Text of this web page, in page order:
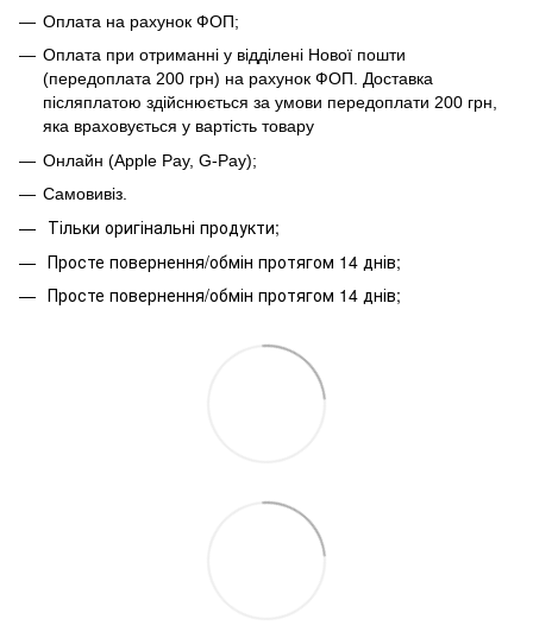
Оплата на рахунок ФОП;
Оплата при отриманні у відділені Нової пошти
(передоплата 200 грн) на рахунок ФОП
Доставка
післяплатою здійснюється за умови передоплати 200 грн,
яка враховується у вартість товару
Онлайн (Apple Pay, G-Pay);
Самовивіз.
Тільки оригінальні продукти;
Просте повернення/обмін протягом 14 днів;
Просте повернення/обмін протягом 14 днів;